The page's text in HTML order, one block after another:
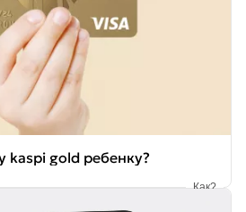
kaspi gold ребенку?
Как?